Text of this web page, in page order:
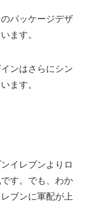
パッケージデザ
ます。
ンはさらにシン
ます。
イレブンよりロ
す。でも、わか
ブンに軍配が上